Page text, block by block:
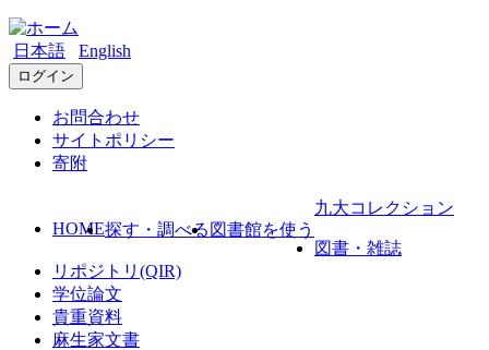
日本語 English
ログイン
お問合わせ
サイトポリシー
寄附
HOME探す・調べる 図書館を使う
九大コレクション
図書・雑誌
リポジトリ(QIR)
学位論文
貴重資料
麻生家文書